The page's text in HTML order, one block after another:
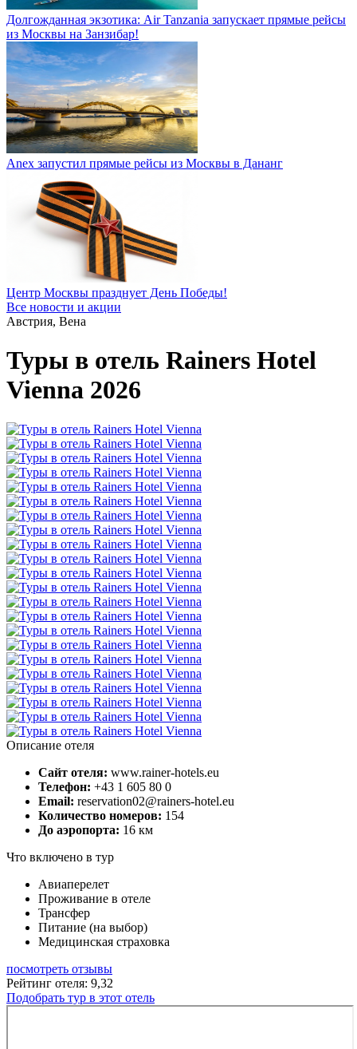
Долгожданная экзотика: Air Tanzania запускает прямые рейсы
из Москвы на Занзибар!
Anex запустил прямые рейсы из Москвы в Дананг
Центр Москвы празднует День Победы!
Все новости и акции
Австрия, Вена
Туры в отель Rainers Hotel
Vienna 2026
Описание отеля
Сайт отеля: www.rainer-hotels.eu
Телефон: +43 1 605 80 0
Email: reservation02@rainers-hotel.eu
Количество номеров: 154
До аэропорта: 16 км
Что включено в тур
Авиаперелет
Проживание в отеле
Трансфер
Питание (на выбор)
Медицинская страховка
посмотреть отзывы
Рейтинг отеля: 9,32
Подобрать тур в этот отель